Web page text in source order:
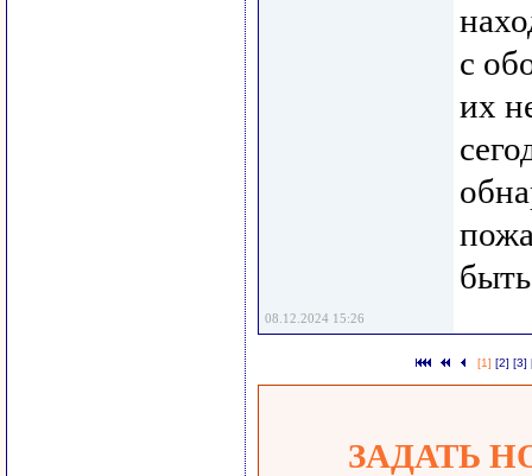
с
их
08.12.2024 15:26
[1] [2] [3]
ЗАДАТЬ